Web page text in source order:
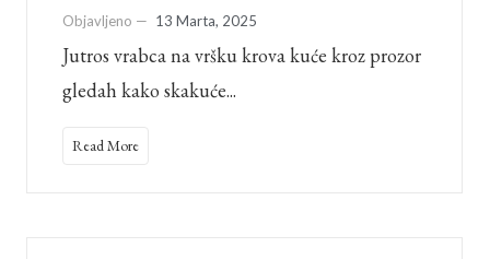
Objavljeno — 13 Marta, 2025
Jutros vrabca na vršku krova kuće kroz prozor
gledah kako skakuće...
Read More